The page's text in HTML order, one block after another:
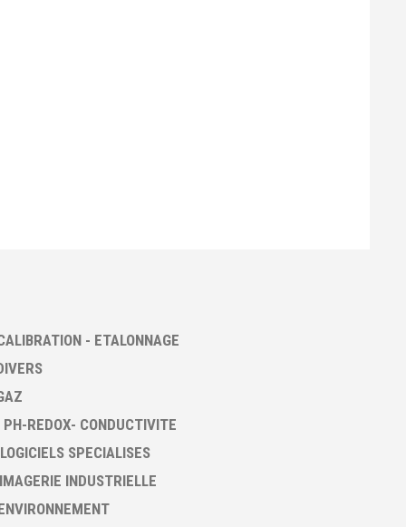
- ETALONNAGE
REDOX- CONDUCTIVITE
SPECIALISES
INDUSTRIELLE